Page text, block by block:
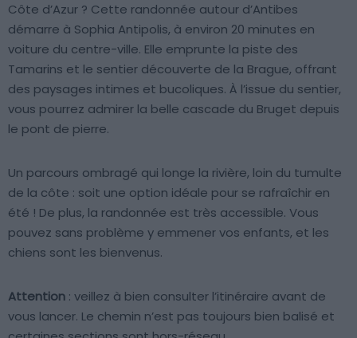
Côte d’Azur ? Cette randonnée autour d’Antibes
démarre à Sophia Antipolis, à environ 20 minutes en
voiture du centre-ville. Elle emprunte la piste des
Tamarins et le sentier découverte de la Brague, offrant
des paysages intimes et bucoliques. À l’issue du sentier,
vous pourrez admirer la belle cascade du Bruget depuis
le pont de pierre.
Un parcours ombragé qui longe la rivière, loin du tumulte
de la côte : soit une option idéale pour se rafraîchir en
été ! De plus, la randonnée est très accessible. Vous
pouvez sans problème y emmener vos enfants, et les
chiens sont les bienvenus.
Attention : veillez à bien consulter l’itinéraire avant de
vous lancer. Le chemin n’est pas toujours bien balisé et